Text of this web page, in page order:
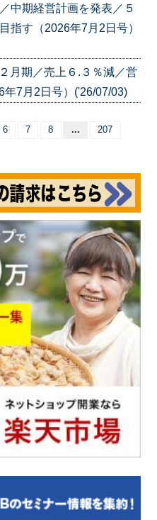
中期経営計画を発表／５
指す（2026年7月2日号）
月期／売上６.３％減／営
7月2日号）('26/07/03)
6 7 8 ...
207